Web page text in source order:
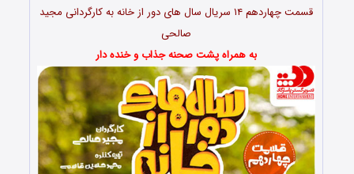
قسمت چهاردهم ۱۴ سریال سال های دور از خانه به کارگردانی مجید
صالحی
به همراه پشت صحنه جذاب و خنده دار